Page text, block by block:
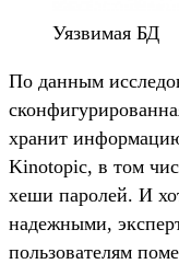
Уязвимая БД
По данным
хранит
Kinotopic, в том
хеши паролей. И
надежными,
пользователям